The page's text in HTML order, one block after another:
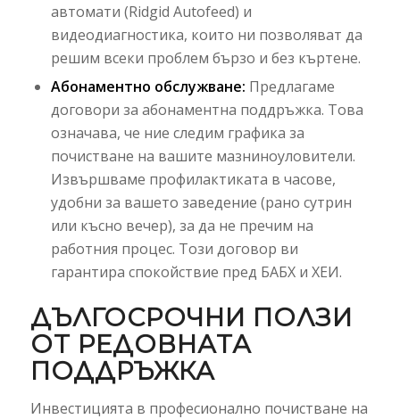
автомати (Ridgid Autofeed) и
видеодиагностика, които ни позволяват да
решим всеки проблем бързо и без къртене.
Абонаментно обслужване: Предлагаме
договори за абонаментна поддръжка. Това
означава, че ние следим графика за
почистване на вашите мазниноуловители.
Извършваме профилактиката в часове,
удобни за вашето заведение (рано сутрин
или късно вечер), за да не пречим на
работния процес. Този договор ви
гарантира спокойствие пред БАБХ и ХЕИ.
ДЪЛГОСРОЧНИ ПОЛЗИ
ОТ РЕДОВНАТА
ПОДДРЪЖКА
Инвестицията в професионално почистване на